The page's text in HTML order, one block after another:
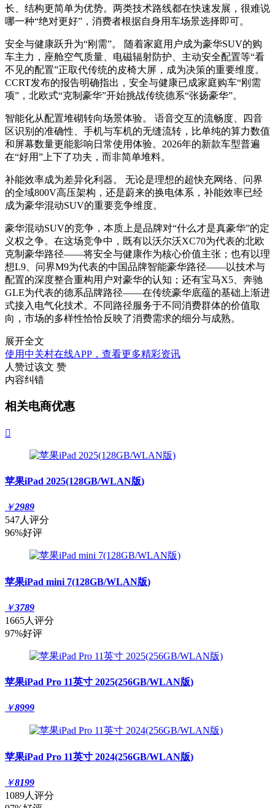
长、结构更简单为优势。两类技术路线都在快速发展，很难说
哪一种“绝对更好”，消费者根据自身用车场景选择即可。
安全与健康跃升为“刚需”。
随着家庭用户成为豪华SUV的购
车主力，座舱空气质量、电磁辐射防护、主动安全配置等“看
不见的配置”正取代传统的皮椅大屏，成为决策的重要维度。
CCRT发布的报告明确指出，安全与健康已成家庭购车“刚需
项”，北欧式“克制豪华”开始挑战传统德系“张扬豪华”。
智能化从配置堆砌转向场景体验。
语音交互的流畅度、四音
区识别的准确性、手机与车机的无缝流转，比单纯的算力数值
和屏幕数量更能影响日常使用体验。2026年的新款车型普遍
在“好用”上下了功夫，而非简单堆料。
补能效率成为差异化利器。
无论是理想的超快充网络、问界
的全域800V高压架构，还是蔚来的换电体系，补能效率已经
成为豪华混动SUV的重要竞争维度。
豪华混动SUV的竞争，本质上是品牌对“什么才是真豪华”的定
义权之争。在这场竞争中，既有以沃尔沃XC70为代表的北欧
克制豪华路径——将安全与健康作为核心价值主张；也有以理
想L9、问界M9为代表的中国品牌智能豪华路径——以技术与
配置的深度整合重构用户对豪华的认知；还有宝马X5、奔驰
GLE为代表的德系品牌路径——在传统豪华底蕴的基础上渐进
式接入电气化技术。不同路径服务于不同消费群体的价值取
向，市场的多样性恰恰反映了消费需求的细分与成熟。
展开全文
使用中关村在线APP，查看更多精彩资讯
人赞过该文 赞
内容纠错
相关电商优惠

苹果iPad 2025(128GB/WLAN版)
￥2989
547人评分
96%好评
苹果iPad mini 7(128GB/WLAN版)
￥3789
1665人评分
97%好评
苹果iPad Pro 11英寸 2025(256GB/WLAN版)
￥8999
苹果iPad Pro 11英寸 2024(256GB/WLAN版)
￥8199
1089人评分